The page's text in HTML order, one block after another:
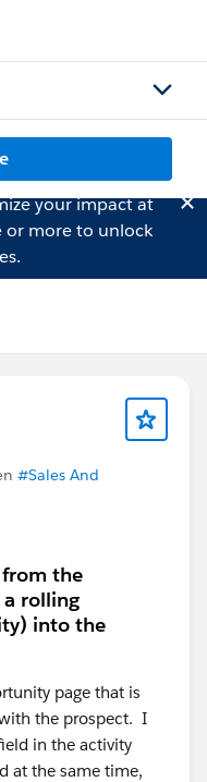
your impact at
more to unlock
#Sales And
the
a rolling
into the
page that is
the prospect. I
in the activity
at the same time,